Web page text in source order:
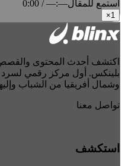
استمع للمقال 0:00 / —:—
1
×
اكتشف أحدث المحتوى والقصص
بلينكس. أول مركز رقمي
وشمال أفريقيا من الشباب
تواصل معنا
استكشف